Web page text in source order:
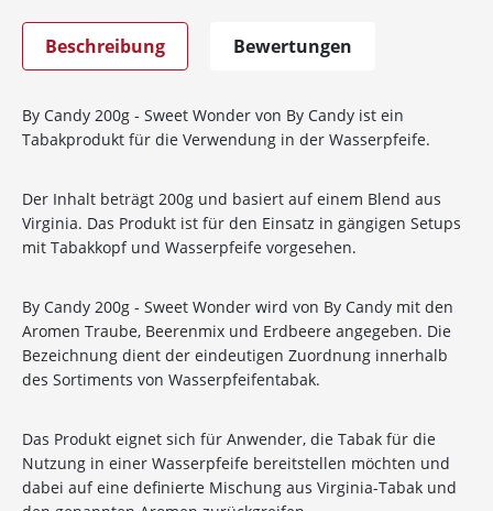
Beschreibung Bewertungen
By Candy 200g - Sweet Wonder von By Candy ist ein
Tabakprodukt für die Verwendung in der Wasserpfeife.
Der Inhalt beträgt 200g und basiert auf einem Blend aus
Virginia. Das Produkt ist für den Einsatz in gängigen Setups
mit Tabakkopf und Wasserpfeife vorgesehen.
By Candy 200g - Sweet Wonder wird von By Candy mit den
Aromen Traube, Beerenmix und Erdbeere angegeben. Die
Bezeichnung dient der eindeutigen Zuordnung innerhalb
des Sortiments von Wasserpfeifentabak.
Das Produkt eignet sich für Anwender, die Tabak für die
Nutzung in einer Wasserpfeife bereitstellen möchten und
dabei auf eine definierte Mischung aus Virginia-Tabak und
10%Newsletter-Rabatt
auf deine Bestellung